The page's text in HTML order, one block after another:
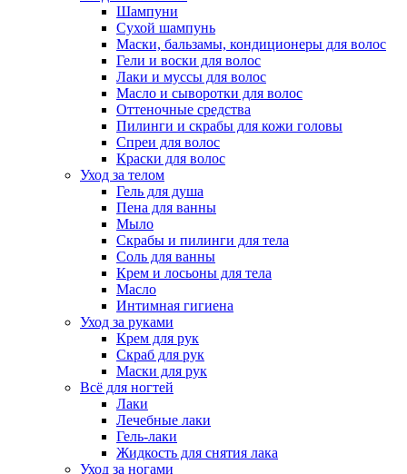
Шампуни
Сухой шампунь
Маски, бальзамы, кондиционеры для волос
Гели и воски для волос
Лаки и муссы для волос
Масло и сыворотки для волос
Оттеночные средства
Пилинги и скрабы для кожи головы
Спреи для волос
Краски для волос
Уход за телом
Гель для душа
Пена для ванны
Мыло
Скрабы и пилинги для тела
Соль для ванны
Крем и лосьоны для тела
Масло
Интимная гигиена
Уход за руками
Крем для рук
Скраб для рук
Маски для рук
Всё для ногтей
Лаки
Лечебные лаки
Гель-лаки
Жидкость для снятия лака
Уход за ногами